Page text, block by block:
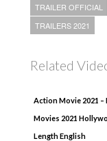
TRAILER OFFICIAL
TRAILERS 2021
Related
Action Movie 2021
Movies 2021
Length English